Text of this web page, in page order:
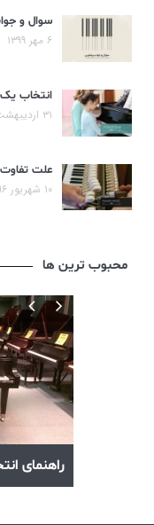
سوال و
۶ مهر ۱۳۹۹
انتخاب
۳۱ اردیبهشت ۱۳۹۷
علت
۱۰ شهریور ۱۳۹۶
محبوب ترین ها